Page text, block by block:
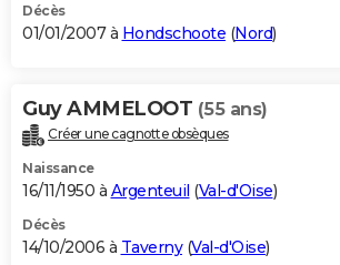
Décès
01/01/2007 à Hondschoote (Nord)
Guy AMMELOOT (55 ans)
Créer une cagnotte obsèques
Naissance
16/11/1950 à Argenteuil (Val-d'Oise)
Décès
14/10/2006 à Taverny(Val-d'Oise)